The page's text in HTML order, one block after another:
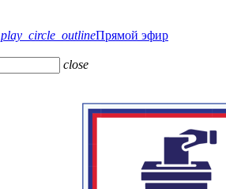
play_circle_outlineПрямой эфир
close